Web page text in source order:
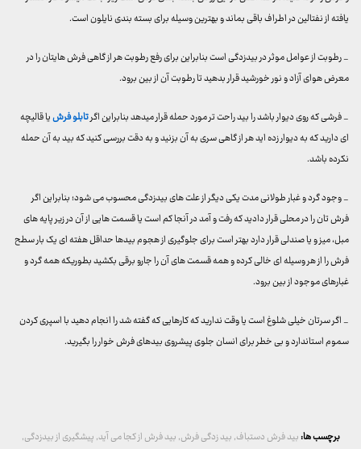
یافته از نفتالین در اطراف باقی بماند و بهترین وسیله برای بسته بندی نایلون است.
_ رطوبت از عوامل موثر در بیدزدگی است بنابراین برای رفع رطوبت هر از گاهی فرش هایتان را در
معرض هوای آزاد و نور خورشید قرار بدهید تا رطوبت آن از بین برود.
_ فرشی که روی دیوار باشد را بید راحت تر مورد حمله قرار میدهد بنابراین اگرتابلو فرشیا قالیچه
ای دارید که به دیوار زده اید هر از گاهی سری به آن بزنید و به دقت بررسی کنید که بید به آن حمله
نکرده باشد.
_ وجود گرد و غبار طولانی مدت یکی دیگر از علت های بیدزدگی محسوب می شود؛ بنابراین اگر
فرش تان را در محلی قرار دادید که رفت و آمد در آنجا کم است یا قسمت هایی از آن در زیر پایه های
مبل، میز و یا صندلی قرار دارد بهتر است برای جلوگیری از هجوم بیدها حداقل هفته ای یک بار سطح
فرش را از هر وسیله ای خالی کرده و همه قسمت های آن را جارو برقی بکشید بطوریکه همه گرد و
غبارهای موجود از بین برود.
_ اگر سرتان خیلی شلوغ است یا وقت ندارید که کارهایی که گفته شد را انجام دهید با اسپری کردن
سموم استاندارد و بی خطر برای انسان جلوی پیشروی بیدهای فرش خوار را بگیرید.
برچسب ها:بيد فرش دستباف,بید زدگی فرش,بید فرش از کجا می آید,پیشگیری از بیدزدگی,